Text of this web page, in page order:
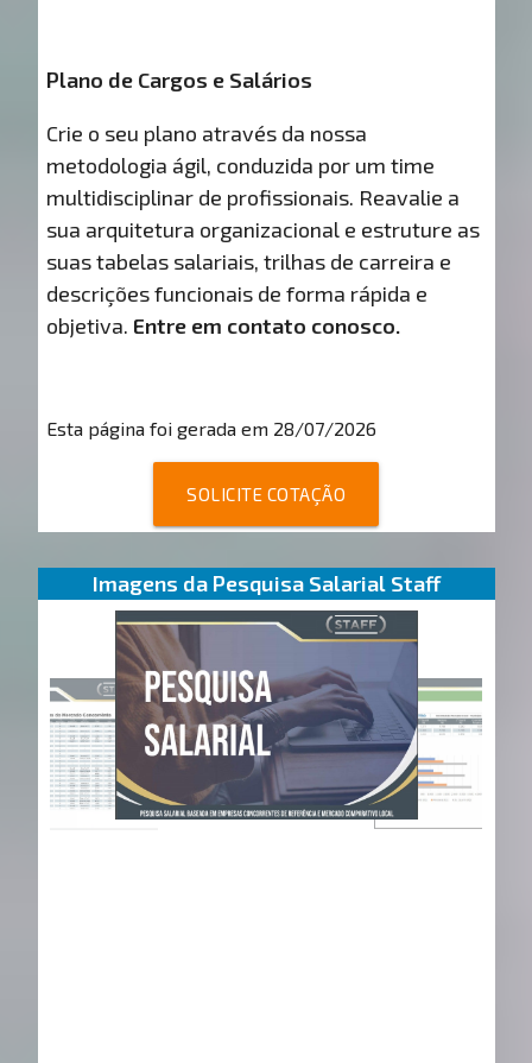
Plano de Cargos e Salários
Crie o seu plano através da nossa
metodologia ágil, conduzida por um time
multidisciplinar de profissionais. Reavalie a
sua arquitetura organizacional e estruture as
suas tabelas salariais, trilhas de carreira e
descrições funcionais de forma rápida e
objetiva. Entre em contato conosco.
Esta página foi gerada em 28/07/2026
SOLICITE COTAÇÃO
Imagens da Pesquisa Salarial Staff